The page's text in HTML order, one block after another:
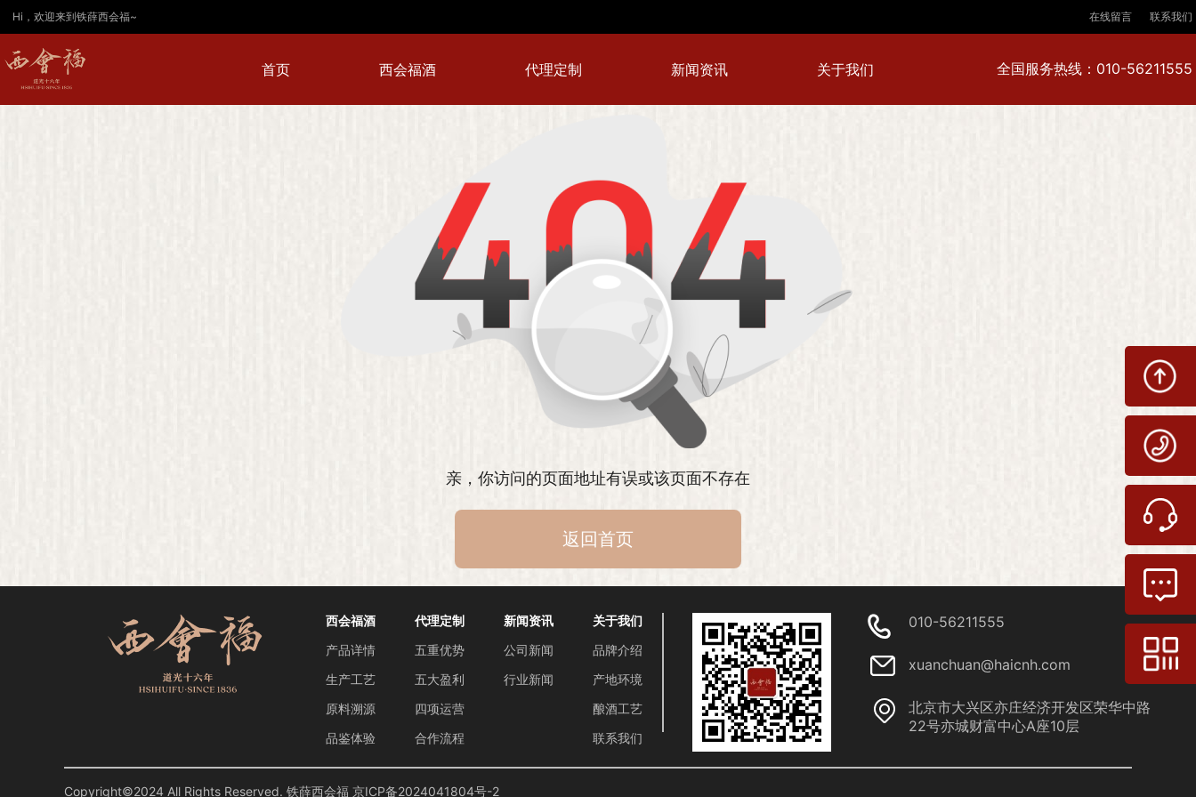
Hi，欢迎来到铁薛西会福~ 在线留言 联系我们
首页 西会福酒 代理定制 新闻资讯 关于我们 全国服务热线：010-56211555
亲，你访问的页面地址有误或该页面不存在
返回首页
西会福酒
产品详情
生产工艺
原料溯源
品鉴体验
代理定制
五重优势
五大盈利
四项运营
合作流程
新闻资讯
公司新闻
行业新闻
关于我们
品牌介绍
产地环境
酿酒工艺
联系我们
010-56211555
xuanchuan@haicnh.com
北京市大兴区亦庄经济开发区荣华中路
22号亦城财富中心A座10层
Copyright©2024 All Rights Reserved. 铁薛西会福 京ICP备2024041804号-2